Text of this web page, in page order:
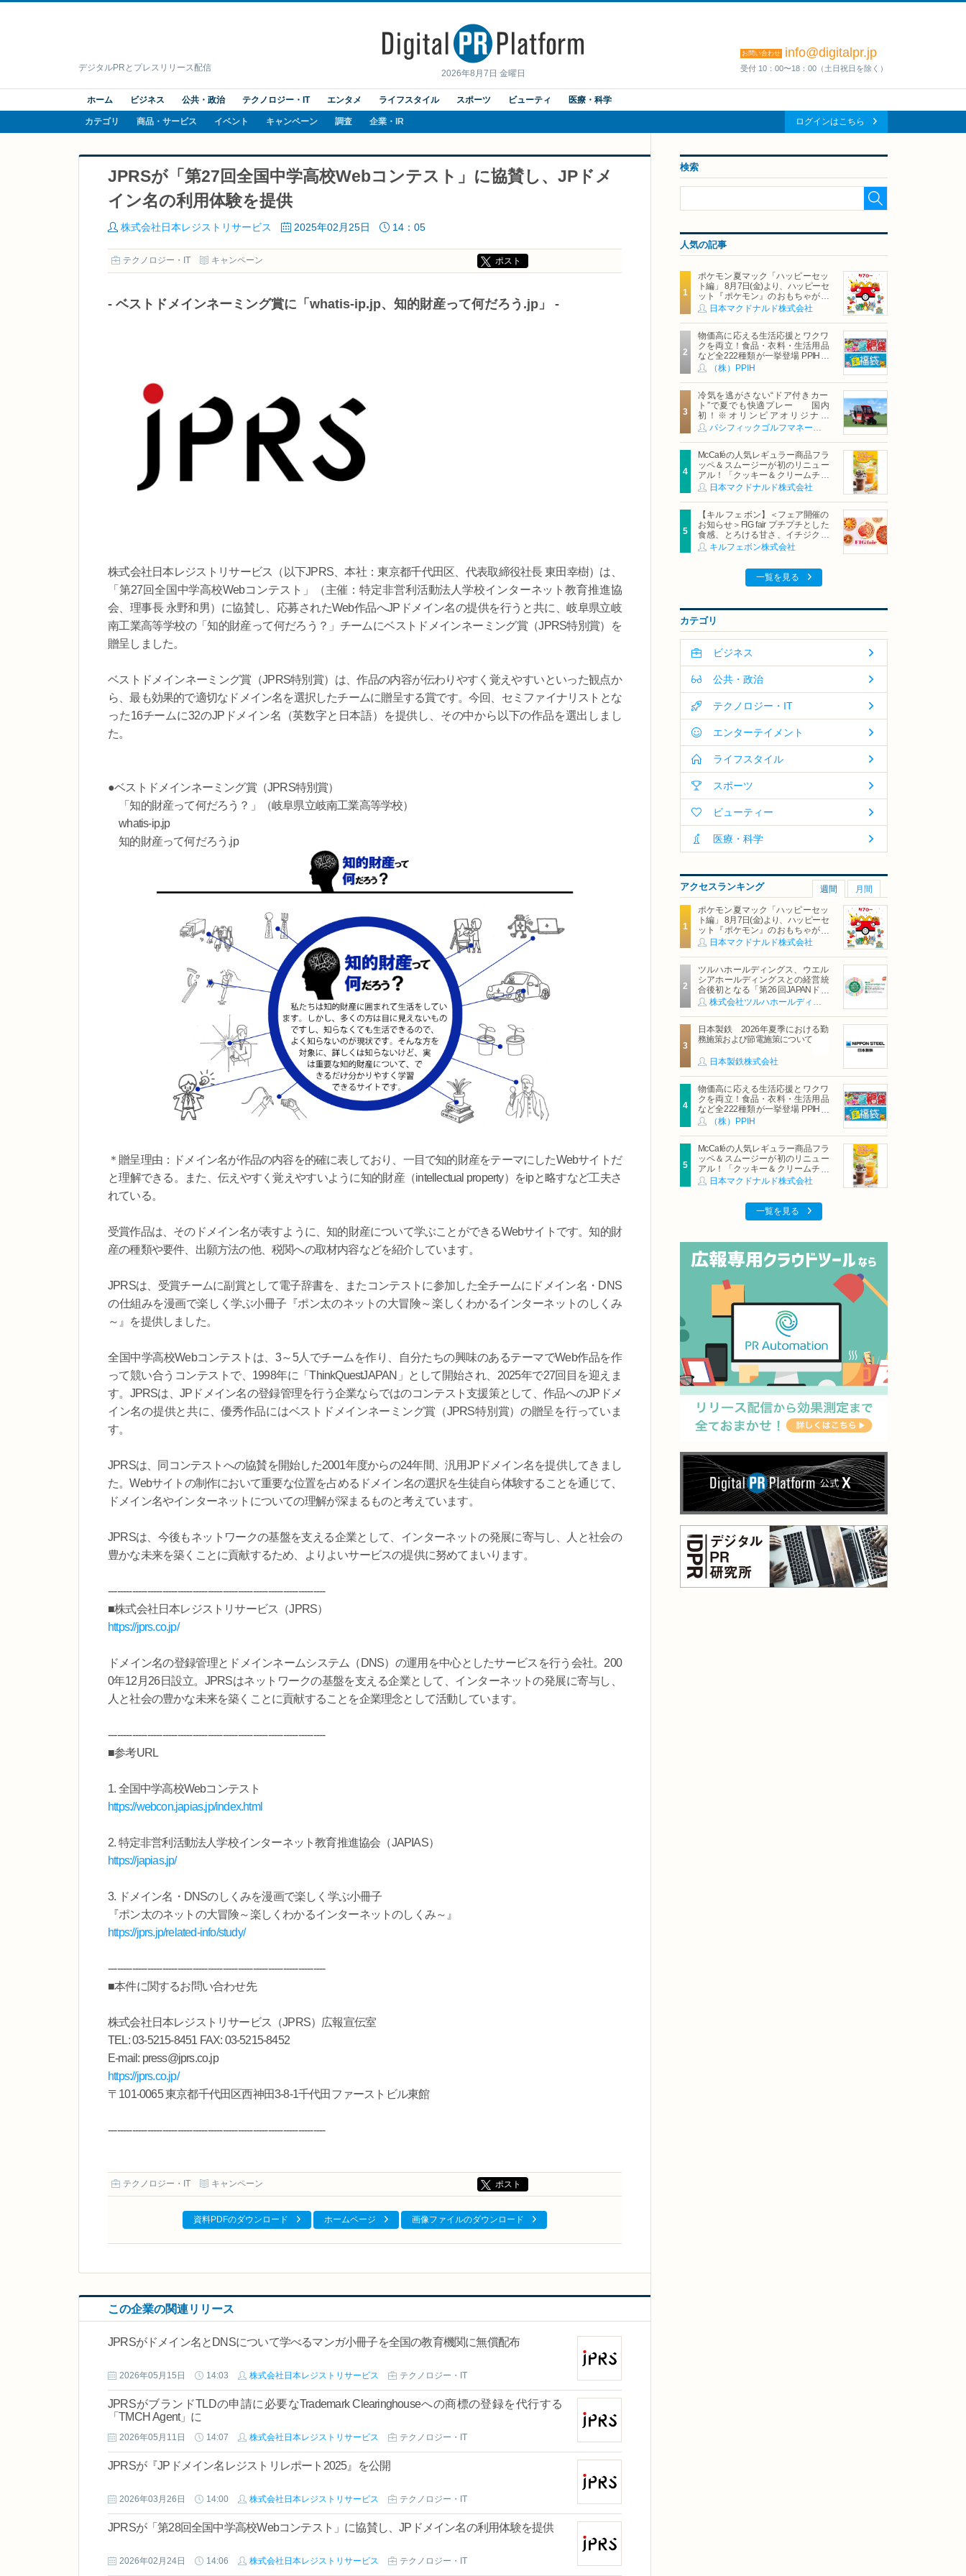
2026年8月7日 金曜日
デジタルPRとプレスリリース配信
お問い合わせ info@digitalpr.jp
受付 10：00〜18：00（土日祝日を除く）
ホーム ビジネス 公共・政治 テクノロジー・IT エンタメ ライフスタイル スポーツ ビューティ 医療・科学
カテゴリ 商品・サービス イベント キャンペーン 調査 企業・IR ログインはこちら
JPRSが「第27回全国中学高校Webコンテスト」に協賛し、JPドメ
イン名の利用体験を提供
株式会社日本レジストリサービス 2025年02月25日 14：05
テクノロジー・IT キャンペーン ポスト
- ベストドメインネーミング賞に「whatis-ip.jp、知的財産って何だろう.jp」 -
株式会社日本レジストリサービス（以下JPRS、本社：東京都千代田区、代表取締役社長 東田幸樹）は、
「第27回全国中学高校Webコンテスト」（主催：特定非営利活動法人学校インターネット教育推進協
会、理事長 永野和男）に協賛し、応募されたWeb作品へJPドメイン名の提供を行うと共に、岐阜県立岐
南工業高等学校の「知的財産って何だろう？」チームにベストドメインネーミング賞（JPRS特別賞）を
贈呈しました。
ベストドメインネーミング賞（JPRS特別賞）は、作品の内容が伝わりやすく覚えやすいといった観点か
ら、最も効果的で適切なドメイン名を選択したチームに贈呈する賞です。今回、セミファイナリストとな
った16チームに32のJPドメイン名（英数字と日本語）を提供し、その中から以下の作品を選出しまし
た。
●ベストドメインネーミング賞（JPRS特別賞）
「知的財産って何だろう？」（岐阜県立岐南工業高等学校）
whatis-ip.jp
知的財産って何だろう.jp
＊贈呈理由：ドメイン名が作品の内容を的確に表しており、一目で知的財産をテーマにしたWebサイトだ
と理解できる。また、伝えやすく覚えやすいように知的財産（intellectual property）をipと略すなど工夫さ
れている。
受賞作品は、そのドメイン名が表すように、知的財産について学ぶことができるWebサイトです。知的財
産の種類や要件、出願方法の他、税関への取材内容などを紹介しています。
JPRSは、受賞チームに副賞として電子辞書を、またコンテストに参加した全チームにドメイン名・DNS
の仕組みを漫画で楽しく学ぶ小冊子『ポン太のネットの大冒険～楽しくわかるインターネットのしくみ
～』を提供しました。
全国中学高校Webコンテストは、3～5人でチームを作り、自分たちの興味のあるテーマでWeb作品を作
って競い合うコンテストで、1998年に「ThinkQuestJAPAN」として開始され、2025年で27回目を迎えま
す。JPRSは、JPドメイン名の登録管理を行う企業ならではのコンテスト支援策として、作品へのJPドメ
イン名の提供と共に、優秀作品にはベストドメインネーミング賞（JPRS特別賞）の贈呈を行っていま
す。
JPRSは、同コンテストへの協賛を開始した2001年度からの24年間、汎用JPドメイン名を提供してきまし
た。Webサイトの制作において重要な位置を占めるドメイン名の選択を生徒自ら体験することを通じて、
ドメイン名やインターネットについての理解が深まるものと考えています。
JPRSは、今後もネットワークの基盤を支える企業として、インターネットの発展に寄与し、人と社会の
豊かな未来を築くことに貢献するため、よりよいサービスの提供に努めてまいります。
------------------------------------------------------------------------
■株式会社日本レジストリサービス（JPRS）
https://jprs.co.jp/
ドメイン名の登録管理とドメインネームシステム（DNS）の運用を中心としたサービスを行う会社。200
0年12月26日設立。JPRSはネットワークの基盤を支える企業として、インターネットの発展に寄与し、
人と社会の豊かな未来を築くことに貢献することを企業理念として活動しています。
------------------------------------------------------------------------
■参考URL
1. 全国中学高校Webコンテスト
https://webcon.japias.jp/index.html
2. 特定非営利活動法人学校インターネット教育推進協会（JAPIAS）
https://japias.jp/
3. ドメイン名・DNSのしくみを漫画で楽しく学ぶ小冊子
『ポン太のネットの大冒険～楽しくわかるインターネットのしくみ～』
https://jprs.jp/related-info/study/
------------------------------------------------------------------------
■本件に関するお問い合わせ先
株式会社日本レジストリサービス（JPRS）広報宣伝室
TEL: 03-5215-8451 FAX: 03-5215-8452
E-mail: press@jprs.co.jp
https://jprs.co.jp/
〒101-0065 東京都千代田区西神田3-8-1千代田ファーストビル東館
------------------------------------------------------------------------
テクノロジー・IT キャンペーン ポスト
資料PDFのダウンロード ホームページ 画像ファイルのダウンロード
この企業の関連リリース
JPRSがドメイン名とDNSについて学べるマンガ小冊子を全国の教育機関に無償配布
2026年05月15日 14:03 株式会社日本レジストリサービス テクノロジー・IT
JPRSがブランドTLDの申請に必要なTrademark Clearinghouseへの商標の登録を代行する
「TMCH Agent」に
2026年05月11日 14:07 株式会社日本レジストリサービス テクノロジー・IT
JPRSが『JPドメイン名レジストリレポート2025』を公開
2026年03月26日 14:00 株式会社日本レジストリサービス テクノロジー・IT
JPRSが「第28回全国中学高校Webコンテスト」に協賛し、JPドメイン名の利用体験を提供
2026年02月24日 14:06 株式会社日本レジストリサービス テクノロジー・IT
検索
人気の記事
ポケモン夏マック「ハッピーセッ
ト編」 8月7日(金)より、ハッピーセ
ット『ポケモン』のおもちゃが期
間限定登場
日本マクドナルド株式会社
物価高に応える生活応援とワクワ
クを両立！食品・衣料・生活用品
など全222種類が一挙登場 PPIHグ
ループ「夏福袋」＆セール 8月6日
(木)より順次スタート
（株）PPIH
冷気を逃がさない“ドア付きカー
ト”で夏でも快適プレー 国内
初！※オリンピアオリジナル
「AirCon Cart（エアコンカー
ト）」導入 | ＰＧＭ
McCaféの人気レギュラー商品フラ
ッペ＆スムージーが初のリニュー
アル！「クッキー＆クリームチョ
コフラッペ」「マンゴースムージ
ー」8月5日（水）から販売開始
日本マクドナルド株式会社
【キル フェ ボン】＜フェア開催の
お知らせ＞FIG fair プチプチとした
食感、とろける甘さ、イチジクの
魅力をたっぷりと。新作を含め、
イチジク尽くしの全4種が登場8月
キルフェボン株式会社
一覧を見る
カテゴリ
ビジネス
公共・政治
テクノロジー・IT
エンターテイメント
ライフスタイル
スポーツ
ビューティー
医療・科学
アクセスランキング 週間 月間
ポケモン夏マック「ハッピーセッ
ト編」 8月7日(金)より、ハッピーセ
ット『ポケモン』のおもちゃが期
間限定登場
日本マクドナルド株式会社
ツルハホールディングス、ウエル
シアホールディングスとの経営統
合後初となる「第26回JAPANドラ
ッグストアショー」に出展
株式会社ツルハホールディングス
日本製鉄 2026年夏季における勤
務施策および節電施策について
日本製鉄株式会社
物価高に応える生活応援とワクワ
クを両立！食品・衣料・生活用品
など全222種類が一挙登場 PPIHグ
ループ「夏福袋」＆セール 8月6日
（株）PPIH
McCaféの人気レギュラー商品フラ
ッペ＆スムージーが初のリニュー
アル！「クッキー＆クリームチョ
コフラッペ」「マンゴースムージ
日本マクドナルド株式会社
一覧を見る